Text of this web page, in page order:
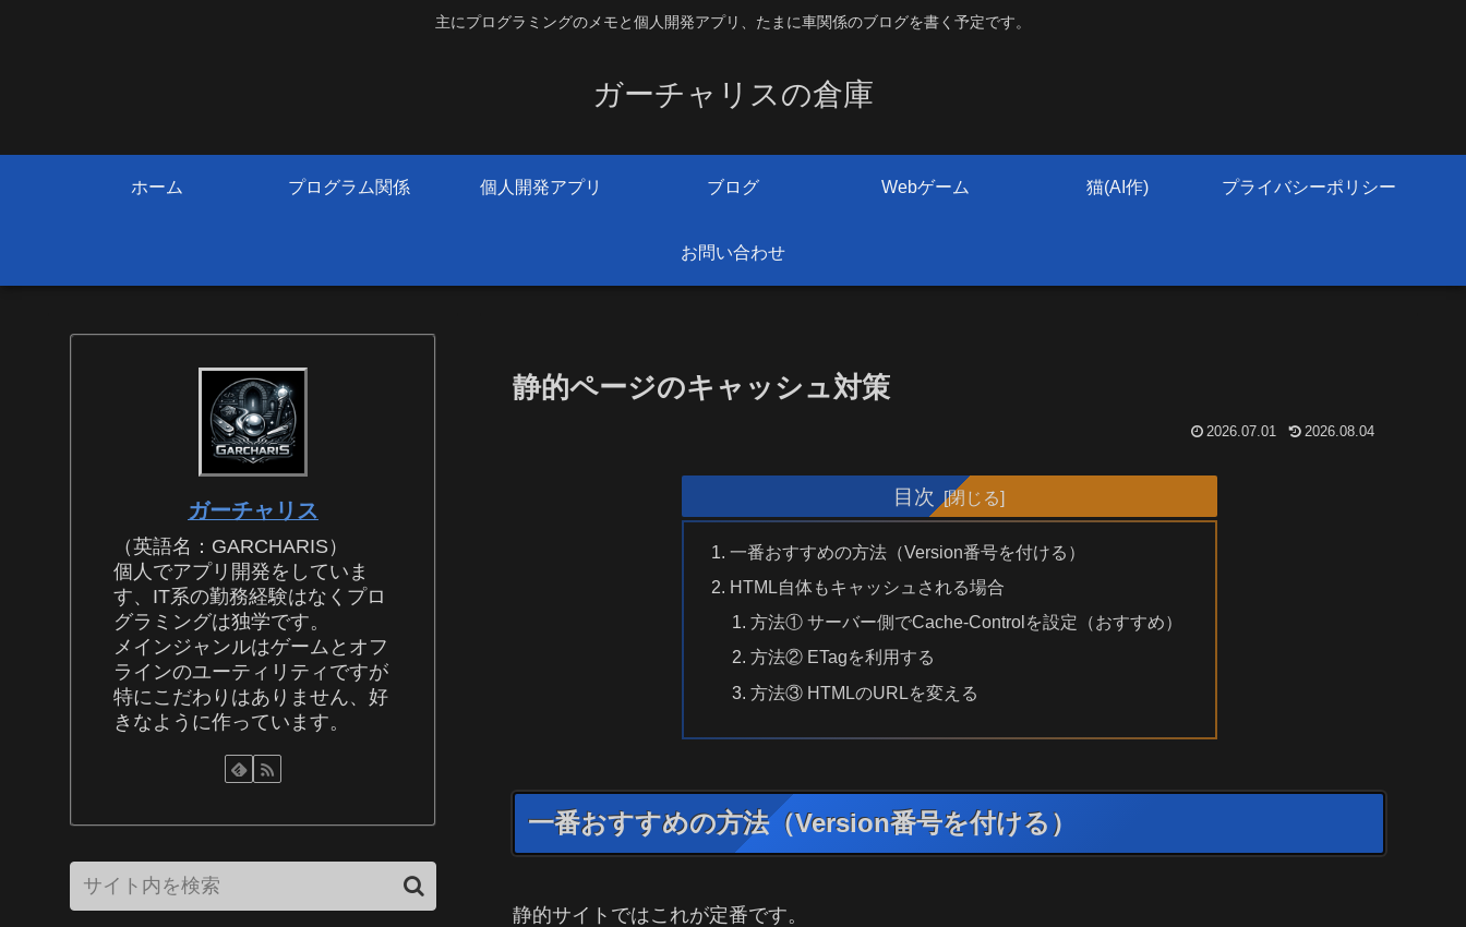
主にプログラミングのメモと個人開発アプリ、たまに車関係のブログを書く予定です。
ガーチャリスの倉庫
ホーム プログラム関係 個人開発アプリ ブログ Webゲーム 猫(AI作) プライバシーポリシー
お問い合わせ
静的ページのキャッシュ対策
2026.07.01 2026.08.04
目次
一番おすすめの方法（Version番号を付ける）
HTML自体もキャッシュされる場合
方法① サーバー側でCache-Controlを設定（おすすめ）
方法② ETagを利用する
方法③ HTMLのURLを変える
一番おすすめの方法（Version番号を付ける）
静的サイトではこれが定番です。
ガーチャリス
（英語名：GARCHARIS）
個人でアプリ開発をしていま
す、IT系の勤務経験はなくプロ
グラミングは独学です。
メインジャンルはゲームとオフ
ラインのユーティリティですが
特にこだわりはありません、好
きなように作っています。